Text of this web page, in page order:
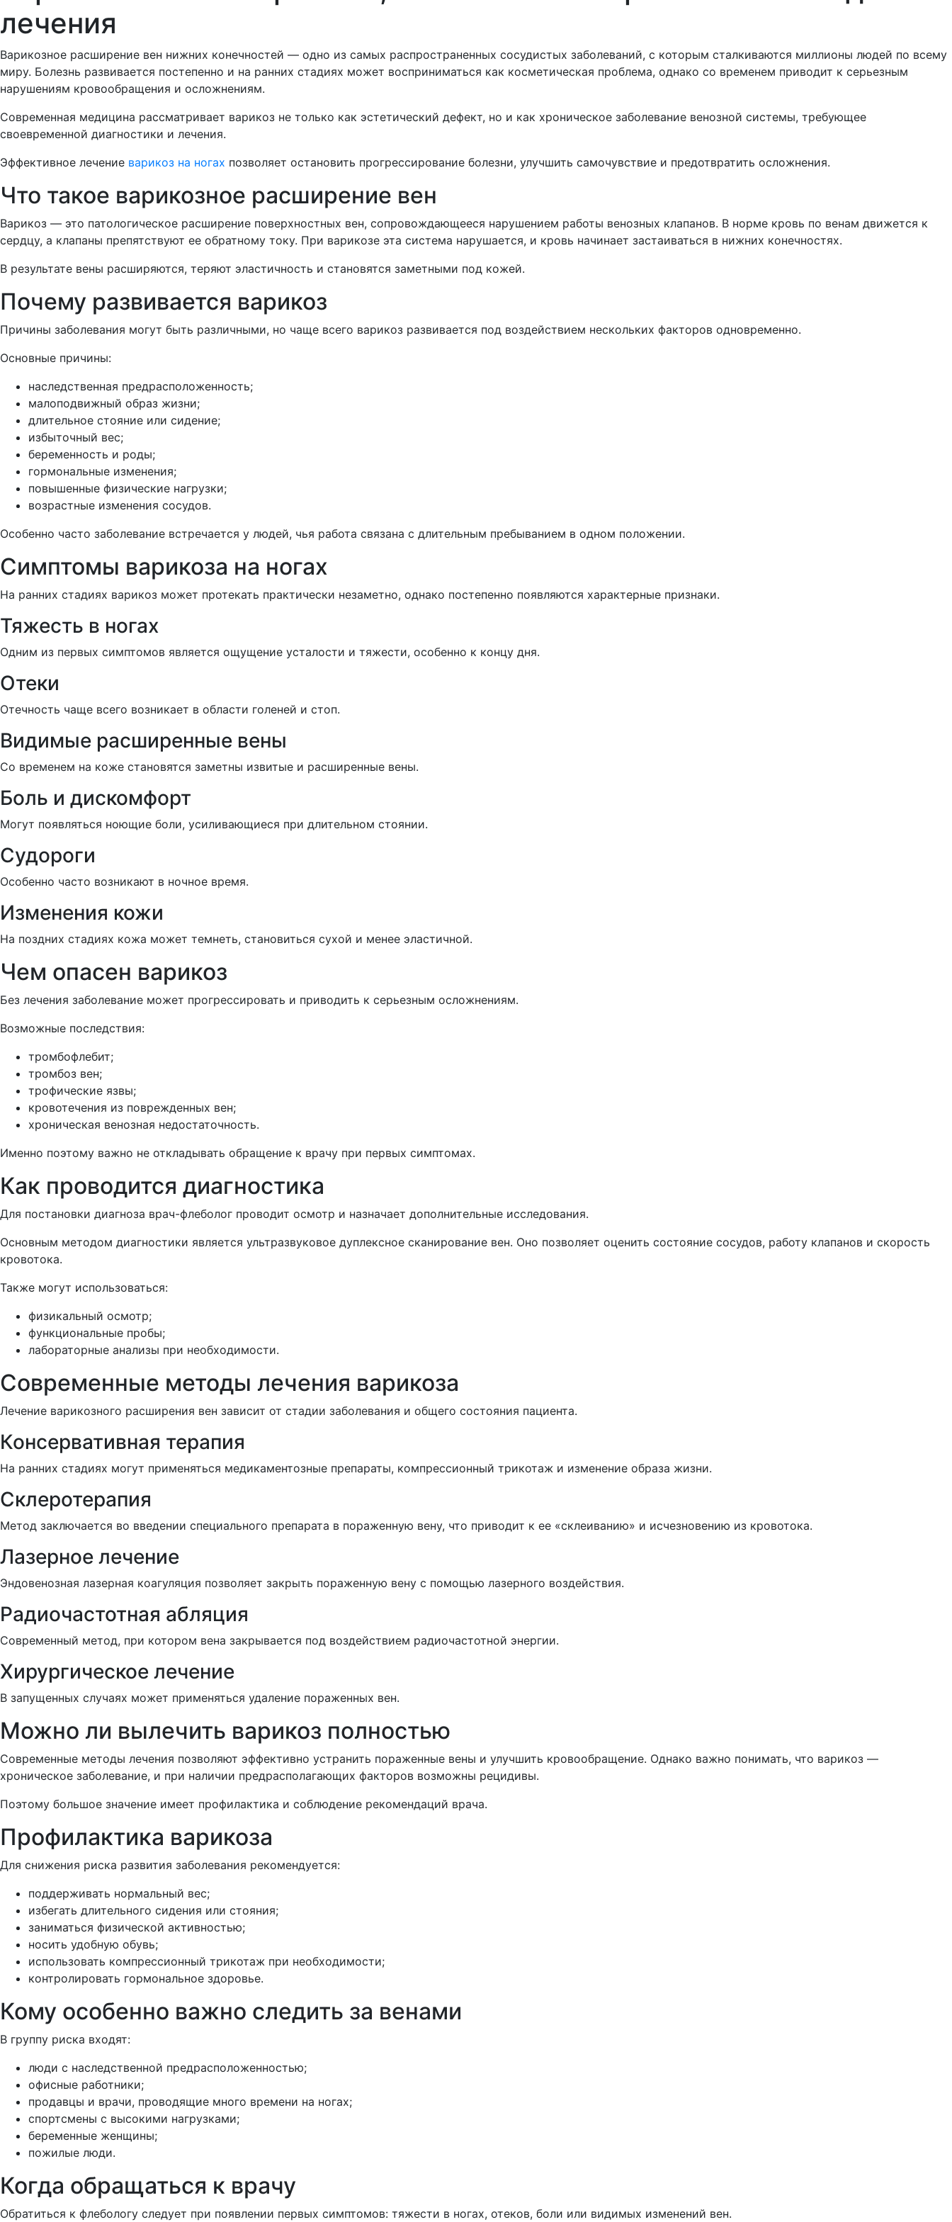
лечения
Варикозное расширение вен нижних конечностей — одно из самых распространенных сосудистых заболеваний, с которым сталкиваются миллионы людей по всему
миру. Болезнь развивается постепенно и на ранних стадиях может восприниматься как косметическая проблема, однако со временем приводит к серьезным
нарушениям кровообращения и осложнениям.
Современная медицина рассматривает варикоз не только как эстетический дефект, но и как хроническое заболевание венозной системы, требующее
своевременной диагностики и лечения.
Эффективное лечение варикоз на ногах позволяет остановить прогрессирование болезни, улучшить самочувствие и предотвратить осложнения.
Что такое варикозное расширение вен
Варикоз — это патологическое расширение поверхностных вен, сопровождающееся нарушением работы венозных клапанов. В норме кровь по венам движется к
сердцу, а клапаны препятствуют ее обратному току. При варикозе эта система нарушается, и кровь начинает застаиваться в нижних конечностях.
В результате вены расширяются, теряют эластичность и становятся заметными под кожей.
Почему развивается варикоз
Причины заболевания могут быть различными, но чаще всего варикоз развивается под воздействием нескольких факторов одновременно.
Основные причины:
наследственная предрасположенность;
малоподвижный образ жизни;
длительное стояние или сидение;
избыточный вес;
беременность и роды;
гормональные изменения;
повышенные физические нагрузки;
возрастные изменения сосудов.
Особенно часто заболевание встречается у людей, чья работа связана с длительным пребыванием в одном положении.
Симптомы варикоза на ногах
На ранних стадиях варикоз может протекать практически незаметно, однако постепенно появляются характерные признаки.
Тяжесть в ногах
Одним из первых симптомов является ощущение усталости и тяжести, особенно к концу дня.
Отеки
Отечность чаще всего возникает в области голеней и стоп.
Видимые расширенные вены
Со временем на коже становятся заметны извитые и расширенные вены.
Боль и дискомфорт
Могут появляться ноющие боли, усиливающиеся при длительном стоянии.
Судороги
Особенно часто возникают в ночное время.
Изменения кожи
На поздних стадиях кожа может темнеть, становиться сухой и менее эластичной.
Чем опасен варикоз
Без лечения заболевание может прогрессировать и приводить к серьезным осложнениям.
Возможные последствия:
тромбофлебит;
тромбоз вен;
трофические язвы;
кровотечения из поврежденных вен;
хроническая венозная недостаточность.
Именно поэтому важно не откладывать обращение к врачу при первых симптомах.
Как проводится диагностика
Для постановки диагноза врач-флеболог проводит осмотр и назначает дополнительные исследования.
Основным методом диагностики является ультразвуковое дуплексное сканирование вен. Оно позволяет оценить состояние сосудов, работу клапанов и скорость
кровотока.
Также могут использоваться:
физикальный осмотр;
функциональные пробы;
лабораторные анализы при необходимости.
Современные методы лечения варикоза
Лечение варикозного расширения вен зависит от стадии заболевания и общего состояния пациента.
Консервативная терапия
На ранних стадиях могут применяться медикаментозные препараты, компрессионный трикотаж и изменение образа жизни.
Склеротерапия
Метод заключается во введении специального препарата в пораженную вену, что приводит к ее «склеиванию» и исчезновению из кровотока.
Лазерное лечение
Эндовенозная лазерная коагуляция позволяет закрыть пораженную вену с помощью лазерного воздействия.
Радиочастотная абляция
Современный метод, при котором вена закрывается под воздействием радиочастотной энергии.
Хирургическое лечение
В запущенных случаях может применяться удаление пораженных вен.
Можно ли вылечить варикоз полностью
Современные методы лечения позволяют эффективно устранить пораженные вены и улучшить кровообращение. Однако важно понимать, что варикоз —
хроническое заболевание, и при наличии предрасполагающих факторов возможны рецидивы.
Поэтому большое значение имеет профилактика и соблюдение рекомендаций врача.
Профилактика варикоза
Для снижения риска развития заболевания рекомендуется:
поддерживать нормальный вес;
избегать длительного сидения или стояния;
заниматься физической активностью;
носить удобную обувь;
использовать компрессионный трикотаж при необходимости;
контролировать гормональное здоровье.
Кому особенно важно следить за венами
В группу риска входят:
люди с наследственной предрасположенностью;
офисные работники;
продавцы и врачи, проводящие много времени на ногах;
спортсмены с высокими нагрузками;
беременные женщины;
пожилые люди.
Когда обращаться к врачу
Обратиться к флебологу следует при появлении первых симптомов: тяжести в ногах, отеков, боли или видимых изменений вен.